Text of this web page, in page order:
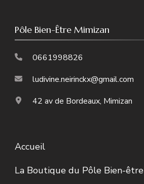
Pôle Bien-Être Mimizan
0661998826
ludivine.neirinckx@gmail.com
42 av de Bordeaux, Mimizan
Accueil
La Boutique du Pôle Bien-être